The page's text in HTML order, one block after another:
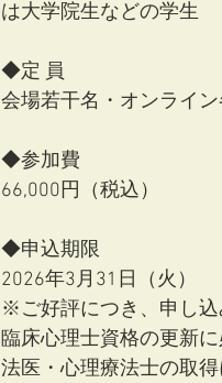
は大学院生などの学生
◆定 員
会場若干名・オンライン
◆参加費
66,000円（税込）
◆申込期限
2026年3月31日（火）
※ご好評につき、申し込
臨床心理士資格の更新
法医・心理療法士の取